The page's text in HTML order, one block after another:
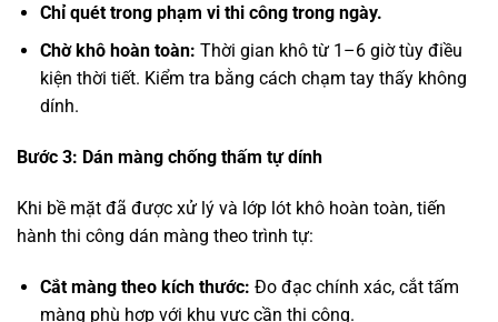
Chỉ quét trong phạm vi thi công trong ngày.
Chờ khô hoàn toàn: Thời gian khô từ 1–6 giờ tùy điều
kiện thời tiết. Kiểm tra bằng cách chạm tay thấy không
dính.
Bước 3: Dán màng chống thấm tự dính
Khi bề mặt đã được xử lý và lớp lót khô hoàn toàn, tiến
hành thi công dán màng theo trình tự:
Cắt màng theo kích thước: Đo đạc chính xác, cắt tấm
màng phù hợp với khu vực cần thi công.